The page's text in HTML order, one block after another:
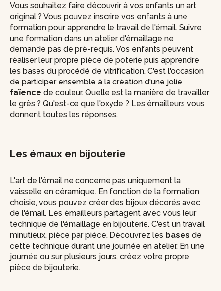
Vous souhaitez faire découvrir à vos enfants un art
original ? Vous pouvez inscrire vos enfants à une
formation pour apprendre le travail de l'émail. Suivre
une formation dans un atelier d'émaillage ne
demande pas de pré-requis. Vos enfants peuvent
réaliser leur propre pièce de poterie puis apprendre
les bases du procédé de vitrification. C'est l'occasion
de participer ensemble à la création d'une jolie
faïence de couleur. Quelle est la manière de travailler
le grès ? Qu'est-ce que l'oxyde ? Les émailleurs vous
donnent toutes les réponses.
Les émaux en bijouterie
L'art de l'émail ne concerne pas uniquement la
vaisselle en céramique. En fonction de la formation
choisie, vous pouvez créer des bijoux décorés avec
de l'émail. Les émailleurs partagent avec vous leur
technique de l'émaillage en bijouterie. C'est un travail
minutieux, pièce par pièce. Découvrez les bases de
cette technique durant une journée en atelier. En une
journée ou sur plusieurs jours, créez votre propre
pièce de bijouterie.